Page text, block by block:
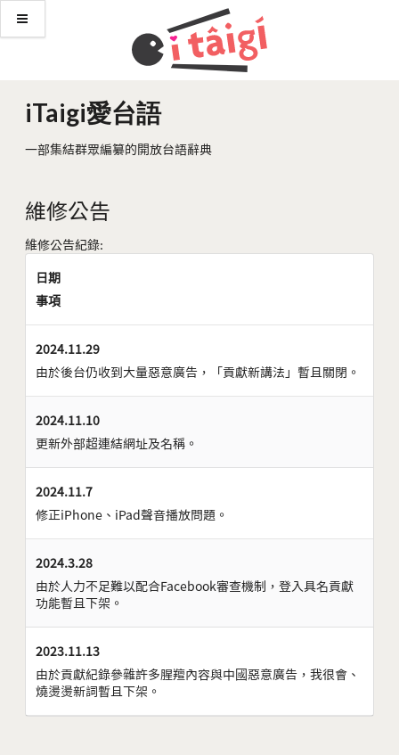
iTaigi愛台語
一部集結群眾編纂的開放台語辭典
維修公告
維修公告紀錄:
日期
事項
2024.11.29
由於後台仍收到大量惡意廣告，「貢獻新講法」暫且關閉。
2024.11.10
更新外部超連結網址及名稱。
2024.11.7
修正iPhone、iPad聲音播放問題。
2024.3.28
由於人力不足難以配合Facebook審查機制，登入具名貢獻
功能暫且下架。
2023.11.13
由於貢獻紀錄參雜許多腥羶內容與中國惡意廣告，我很會、
燒燙燙新詞暫且下架。